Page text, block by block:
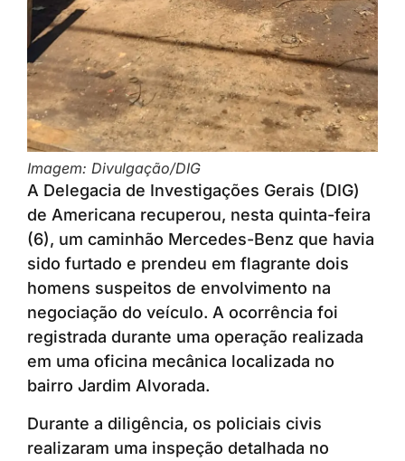
Imagem: Divulgação/DIG
A Delegacia de Investigações Gerais (DIG)
de Americana recuperou, nesta quinta-feira
(6), um caminhão Mercedes-Benz que havia
sido furtado e prendeu em flagrante dois
homens suspeitos de envolvimento na
negociação do veículo. A ocorrência foi
registrada durante uma operação realizada
em uma oficina mecânica localizada no
bairro Jardim Alvorada.
Durante a diligência, os policiais civis
realizaram uma inspeção detalhada no